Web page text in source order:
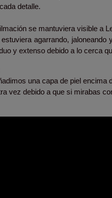
detalle.
se mantuviera visible a
agarrando, jaloneando
y extenso debido a lo cerca
una capa de piel encima
vez debido a que si mirabas